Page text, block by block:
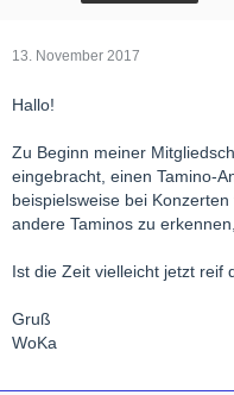
13. November 2017
Hallo!
Zu Beginn meiner
eingebracht, einen Tamino-
beispielsweise bei
andere Taminos zu
Ist die Zeit vielleicht jetzt reif
Gruß
WoKa